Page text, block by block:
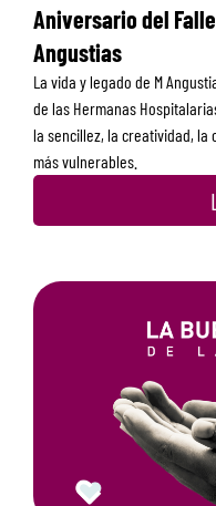
Aniversario del
Angustias
La vida y legado de M
de las Hermanas
la sencillez, la creatividad, la
más vulnerables.